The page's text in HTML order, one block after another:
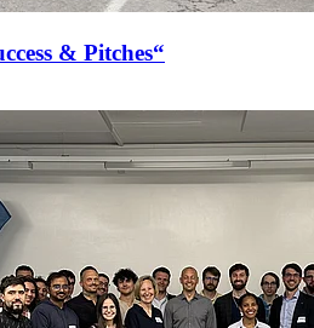
& Pitches“